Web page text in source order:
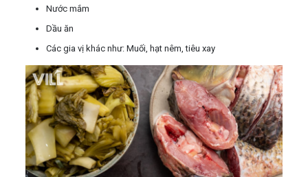
Nước mắm
Dầu ăn
Các gia vị khác như: Muối, hạt nêm, tiêu xay